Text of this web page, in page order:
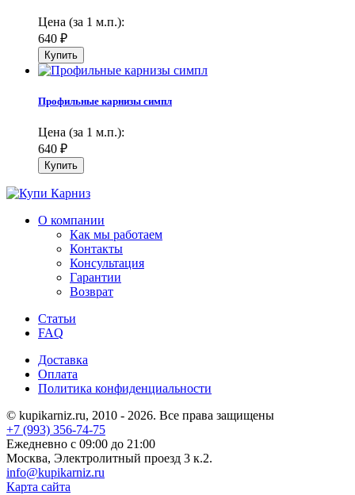
Цена (за 1 м.п.):
640 ₽
Профильные карнизы симпл
Цена (за 1 м.п.):
640 ₽
О компании
Как мы работаем
Контакты
Консультация
Гарантии
Возврат
Статьи
FAQ
Доставка
Оплата
Политика конфиденциальности
© kupikarniz.ru, 2010 - 2026. Все права защищены
+7 (993) 356-74-75
Eжедневно с 09:00 до 21:00
Москва, Электролитный проезд 3 к.2.
info@kupikarniz.ru
Карта сайта